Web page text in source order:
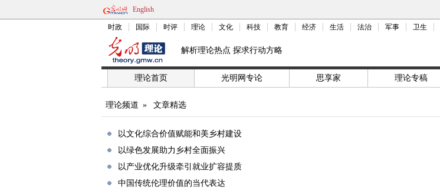
English
时政 国际 时评 理论 文化 科技 教育 经济 生活 法治 军事 卫生
解析理论热点 探求行动方略
理论首页 光明网专论 思享家 理论专稿
理论频道 » 文章精选
以文化综合价值赋能和美乡村建设
以绿色发展助力乡村全面振兴
以产业优化升级牵引就业扩容提质
中国传统伦理价值的当代表达